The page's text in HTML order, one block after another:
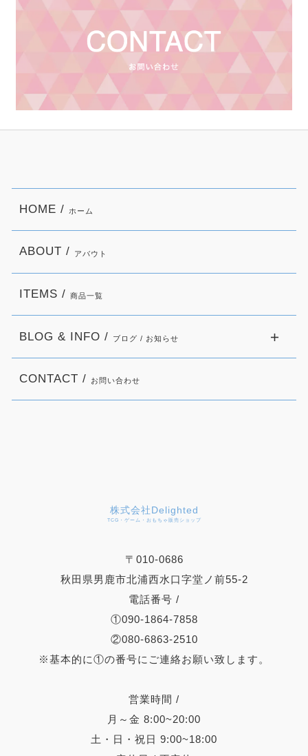
株式会社Delighted
TCG・ゲーム・おもちゃ販売ショップ
〒010-0686
秋田県男鹿市北浦西水口字堂ノ前55-2
電話番号 /
①090-1864-7858
②080-6863-2510
※基本的に①の番号にご連絡お願い致します。
営業時間 /
月～金 8:00~20:00
土・日・祝日 9:00~18:00
HOME / ホーム
ABOUT / アバウト
ITEMS / 商品一覧
BLOG & INFO / ブログ / お知らせ
CONTACT / お問い合わせ